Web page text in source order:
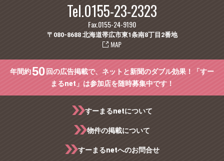
Tel.0155-23-2323
Fax.0155-24-9190
〒080-8688 北海道帯広市東1条南8丁目2番地
年間約50 回の広告掲載で、ネットと新聞のダブル効果！「すー
まるnet」は参加店を随時募集中です！
すーまるnetについて
物件の掲載について
すーまるnetへのお問合せ